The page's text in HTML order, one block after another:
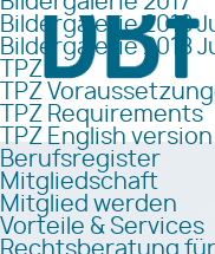
Bildergalerie 2018
Bildergalerie 2018
TPZ
TPZ
TPZ Requirements
TPZ English version
Berufsregister
Mitgliedschaft
Mitglied werden
Vorteile & Services